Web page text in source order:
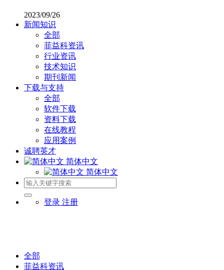
2023/09/26
新闻知识
全部
菲益科资讯
行业资讯
技术知识
期刊新闻
下载与支持
全部
软件下载
资料下载
在线教程
应用案例
诚聘英才
简体中文
简体中文
登录 注册
全部
菲益科资讯